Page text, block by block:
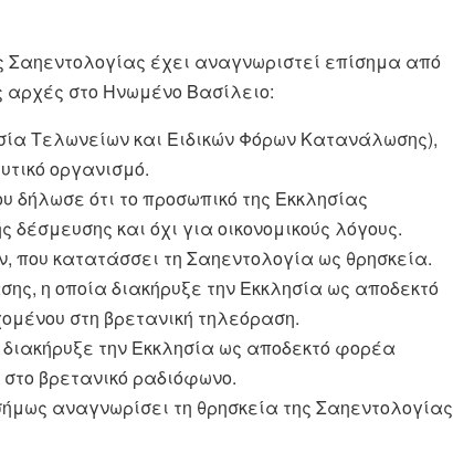
Σαηεντολογίας έχει αναγνωριστεί επίσημα από
αρχές στο Ηνωμένο Βασίλειο:
Τελωνείων και Ειδικών Φόρων Κατανάλωσης),
οργανισμό.
δήλωσε ότι το προσωπικό της Εκκλησίας
και όχι για οικονομικούς λόγους.
που κατατάσσει τη Σαηεντολογία ως θρησκεία.
η οποία διακήρυξε την Εκκλησία ως αποδεκτό
στη βρετανική τηλεόραση.
την Εκκλησία ως αποδεκτό φορέα
βρετανικό ραδιόφωνο.
αναγνωρίσει τη θρησκεία της Σαηεντολογίας